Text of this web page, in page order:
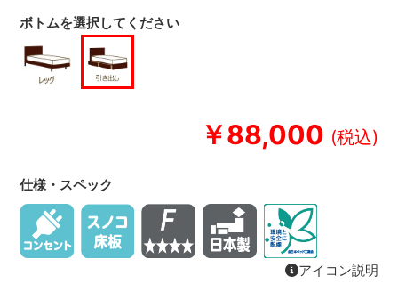
￥88,000
ボトムを選択してください
仕様・スペック
アイコン説明